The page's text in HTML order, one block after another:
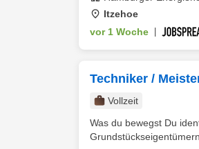
Itzehoe
vor 1 Woche
Techniker /
Vollzeit
Was du bewegst Du